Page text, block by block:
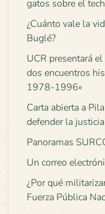
gatos sobre el
¿Cuánto vale la
Buglé?
UCR presentará
dos encuentros
1978-1996»
Carta abierta a
defender la justicia
Panoramas
Un correo
¿Por qué
Fuerza Pública